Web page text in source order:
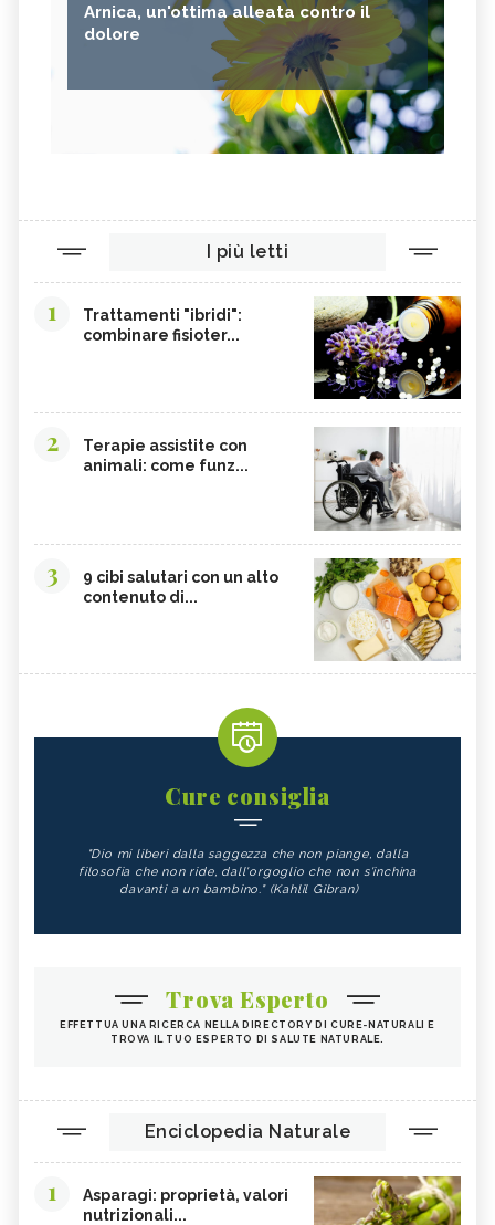
Arnica, un'ottima alleata contro il
dolore
I più letti
1
Trattamenti "ibridi":
combinare fisioter...
2
Terapie assistite con
animali: come funz...
3
9 cibi salutari con un alto
contenuto di...
Cure consiglia
"Dio mi liberi dalla saggezza che non piange, dalla
filosofia che non ride, dall'orgoglio che non s'inchina
davanti a un bambino." (Kahlil Gibran)
Trova Esperto
EFFETTUA UNA RICERCA NELLA DIRECTORY DI CURE-NATURALI E
TROVA IL TUO ESPERTO DI SALUTE NATURALE.
Enciclopedia Naturale
1
Asparagi: proprietà, valori
nutrizionali...